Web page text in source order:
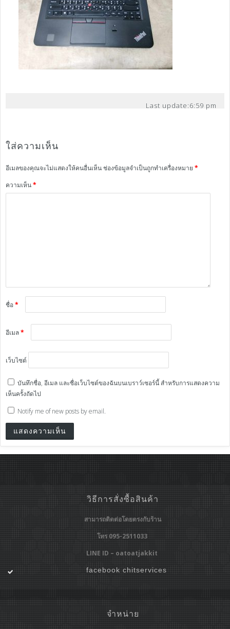
Last update:6:59 pm
ใส่ความเห็น
อีเมลของคุณจะไม่แสดงให้คนอื่นเห็นช่องข้อมูลจำเป็นถูกทำเครื่องหมาย *
ความเห็น*
ชื่อ*
อีเมล*
เว็บไซต์
บันทึกชื่อ, อีเมล และชื่อเว็บไซต์ของฉันบนเบราว์เซอร์นี้ สำหรับการแสดงความ
เห็นครั้งถัดไป
Notify me of new posts by email.
วิธีการสั่งซื้อสินค้า
สามารถติดต่อโดยตรงกับร้าน
โทร 095-2511033
LINE ID – oatoatjakkit
facebook chitservices
จำหน่าย